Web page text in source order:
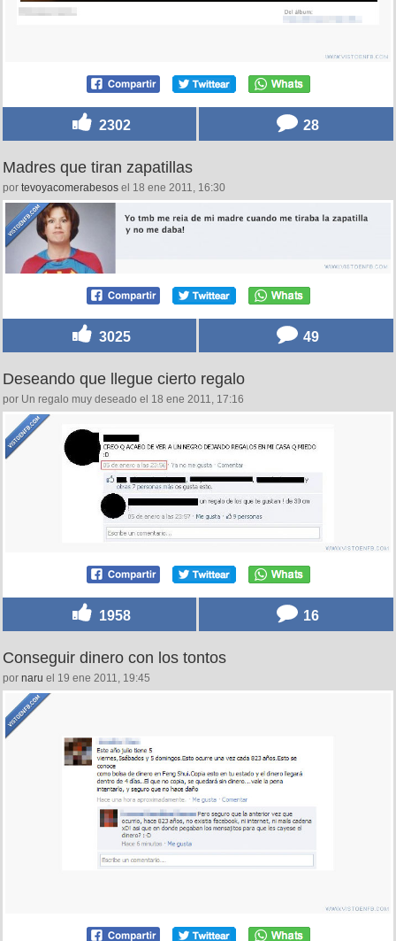
2302 28
Madres que tiran zapatillas
por tevoyacomerabesos el 18 ene 2011, 16:30
3025 49
Deseando que llegue cierto regalo
por Un regalo muy deseado el 18 ene 2011, 17:16
1958 16
Conseguir dinero con los tontos
por naru el 19 ene 2011, 19:45